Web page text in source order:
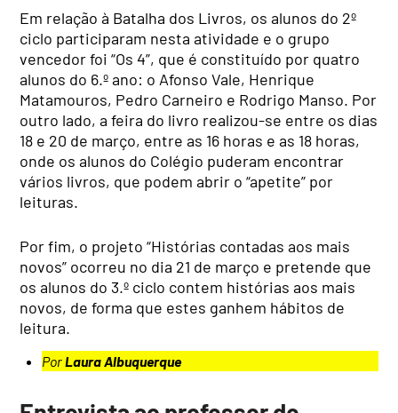
Em relação à Batalha dos Livros, os alunos do 2º
ciclo participaram nesta atividade e o grupo
vencedor foi “Os 4”, que é constituído por quatro
alunos do 6.º ano: o Afonso Vale, Henrique
Matamouros, Pedro Carneiro e Rodrigo Manso. Por
outro lado, a feira do livro realizou-se entre os dias
18 e 20 de março, entre as 16 horas e as 18 horas,
onde os alunos do Colégio puderam encontrar
vários livros, que podem abrir o “apetite” por
leituras.
Por fim, o projeto “Histórias contadas aos mais
novos” ocorreu no dia 21 de março e pretende que
os alunos do 3.º ciclo contem histórias aos mais
novos, de forma que estes ganhem hábitos de
leitura.
PorLaura Albuquerque